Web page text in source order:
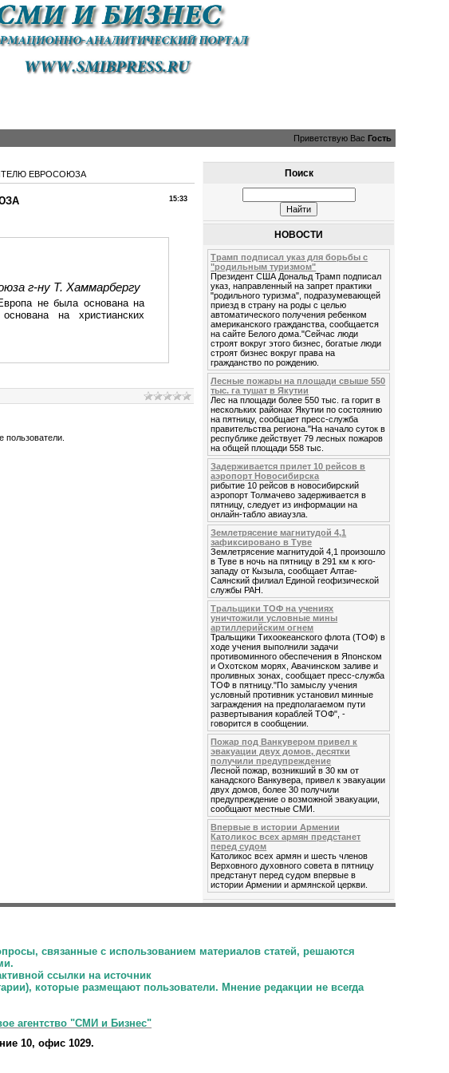
Приветствую Вас Гость
ЕВРОСОЮЗА
15:33
г-ну Т. Хаммарбергу
не была основана на
на христианских
пользователи.
Поиск
НОВОСТИ
Трамп подписал указ для борьбы с
"родильным туризмом"
Президент США Дональд Трамп подписал
указ, направленный на запрет практики
"родильного туризма", подразумевающей
приезд в страну на роды с целью
автоматического получения ребенком
американского гражданства, сообщается
на сайте Белого дома."Сейчас люди
строят вокруг этого бизнес, богатые люди
строят бизнес вокруг права на
гражданство по рождению.
Лесные пожары на площади свыше 550
тыс. га тушат в Якутии
Лес на площади более 550 тыс. га горит в
нескольких районах Якутии по состоянию
на пятницу, сообщает пресс-служба
правительства региона."На начало суток в
республике действует 79 лесных пожаров
на общей площади 558 тыс.
Задерживается прилет 10 рейсов в
аэропорт Новосибирска
рибытие 10 рейсов в новосибирский
аэропорт Толмачево задерживается в
пятницу, следует из информации на
онлайн-табло авиаузла.
Землетрясение магнитудой 4,1
зафиксировано в Туве
Землетрясение магнитудой 4,1 произошло
в Туве в ночь на пятницу в 291 км к юго-
западу от Кызыла, сообщает Алтае-
Саянский филиал Единой геофизической
службы РАН.
Тральщики ТОФ на учениях
уничтожили условные мины
артиллерийским огнем
Тральщики Тихоокеанского флота (ТОФ) в
ходе учения выполнили задачи
противоминного обеспечения в Японском
и Охотском морях, Авачинском заливе и
проливных зонах, сообщает пресс-служба
ТОФ в пятницу."По замыслу учения
условный противник установил минные
заграждения на предполагаемом пути
развертывания кораблей ТОФ", -
говорится в сообщении.
Пожар под Ванкувером привел к
эвакуации двух домов, десятки
получили предупреждение
Лесной пожар, возникший в 30 км от
канадского Ванкувера, привел к эвакуации
двух домов, более 30 получили
предупреждение о возможной эвакуации,
сообщают местные СМИ.
Впервые в истории Армении
Католикос всех армян предстанет
перед судом
Католикос всех армян и шесть членов
Верховного духовного совета в пятницу
предстанут перед судом впервые в
истории Армении и армянской церкви.
связанные с использованием материалов статей, решаются
ссылки на источник
которые размещают пользователи. Мнение редакции не всегда
агентство "СМИ и Бизнес"
10, офис 1029.